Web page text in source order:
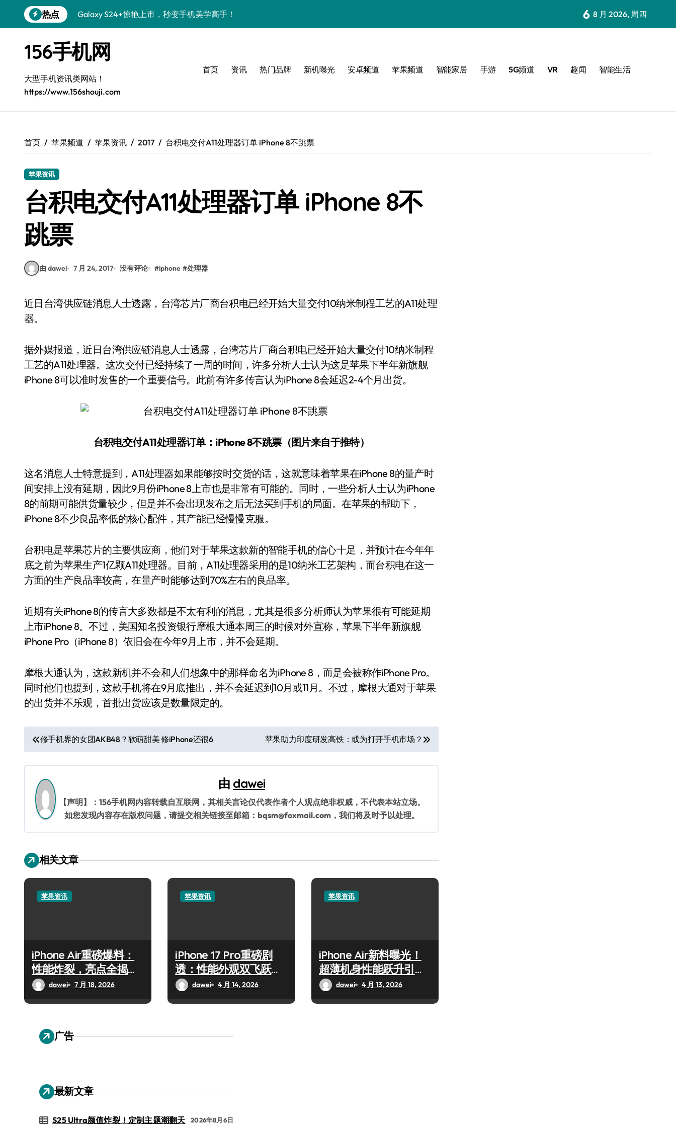
到
热点
Galaxy S24+惊艳上市，秒变手机美学高手！
Galaxy A56 5G登场，时尚旗舰新选择！
三星S26个性美颜全攻略，一键解锁酷炫风格！
S25美化秘籍：个性潮玩，炫酷加倍！
Galaxy C55 5G焕新秘籍：潮流定制，玩转无限可能
Galaxy Z Flip6：折叠时尚，一瞬惊艳
S25 Ultra颜值炸裂！定制主题潮翻天
6 8 月 2026, 周四
156手机网
大型手机资讯类网站！
https://www.156shouji.com
首页 资讯 热门品牌 新机曝光 安卓频道 苹果频道 智能家居 手游 5G频道 VR 趣闻 智能生活
首页 苹果频道 苹果资讯 2017 台积电交付A11处理器订单 iPhone 8不跳票
苹果资讯
台积电交付A11处理器订单 iPhone 8不
跳票
由 dawei 7 月 24, 2017 没有评论 #iphone #处理器
近日台湾供应链消息人士透露，台湾芯片厂商台积电已经开始大量交付10纳米制程工艺的A11处理
器。
据外媒报道，近日台湾供应链消息人士透露，台湾芯片厂商台积电已经开始大量交付10纳米制程
工艺的A11处理器。这次交付已经持续了一周的时间，许多分析人士认为这是苹果下半年新旗舰
iPhone 8可以准时发售的一个重要信号。此前有许多传言认为iPhone 8会延迟2-4个月出货。
台积电交付A11处理器订单：iPhone 8不跳票（图片来自于推特）
这名消息人士特意提到，A11处理器如果能够按时交货的话，这就意味着苹果在iPhone 8的量产时
间安排上没有延期，因此9月份iPhone 8上市也是非常有可能的。同时，一些分析人士认为iPhone
8的前期可能供货量较少，但是并不会出现发布之后无法买到手机的局面。在苹果的帮助下，
iPhone 8不少良品率低的核心配件，其产能已经慢慢克服。
台积电是苹果芯片的主要供应商，他们对于苹果这款新的智能手机的信心十足，并预计在今年年
底之前为苹果生产1亿颗A11处理器。目前，A11处理器采用的是10纳米工艺架构，而台积电在这一
方面的生产良品率较高，在量产时能够达到70%左右的良品率。
近期有关iPhone 8的传言大多数都是不太有利的消息，尤其是很多分析师认为苹果很有可能延期
上市iPhone 8。不过，美国知名投资银行摩根大通本周三的时候对外宣称，苹果下半年新旗舰
iPhone Pro（iPhone 8）依旧会在今年9月上市，并不会延期。
摩根大通认为，这款新机并不会和人们想象中的那样命名为iPhone 8，而是会被称作iPhone Pro。
同时他们也提到，这款手机将在9月底推出，并不会延迟到10月或11月。不过，摩根大通对于苹果
的出货并不乐观，首批出货应该是数量限定的。
文
章
导
航
修手机界的女团AKB48？软萌甜美 修iPhone还很6 苹果助力印度研发高铁：或为打开手机市场？
由 dawei
【声明】：156手机网内容转载自互联网，其相关言论仅代表作者个人观点绝非权威，不代表本站立场。
如您发现内容存在版权问题，请提交相关链接至邮箱：bqsm@foxmail.com，我们将及时予以处理。
相关文章
苹果资讯
iPhone Air重磅爆料：
性能炸裂，亮点全揭
秘！dawei 7 月 18, 2026
苹果资讯
iPhone 17 Pro重磅剧
透：性能外观双飞跃，
抢先揭秘新亮点！
dawei 4 月 14, 2026
苹果资讯
iPhone Air新料曝光！
超薄机身性能跃升引关
注
dawei 4 月 13, 2026
广告
最新文章
S25 Ultra颜值炸裂！定制主题潮翻天 2026年8月6日